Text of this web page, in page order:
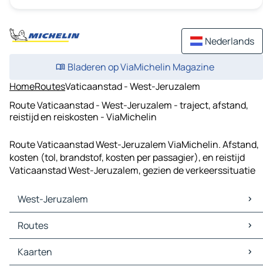
Nederlands
Bladeren op ViaMichelin Magazine
HomeRoutesVaticaanstad - West-Jeruzalem
Route Vaticaanstad - West-Jeruzalem - traject, afstand,
reistijd en reiskosten - ViaMichelin
Route Vaticaanstad West-Jeruzalem ViaMichelin. Afstand,
kosten (tol, brandstof, kosten per passagier), en reistijd
Vaticaanstad West-Jeruzalem, gezien de verkeerssituatie
West-Jeruzalem
West-Jeruzalem Kaarten
West-Jeruzalem Verkeer
West-Jeruzalem Hotels
West-Jeruzalem Restaurants
Routes
Routes West-Jeruzalem - Tel Aviv
Routes West-Jeruzalem - Al Jama'a
Kaarten